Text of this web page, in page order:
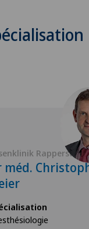
Rapperswil
méd.